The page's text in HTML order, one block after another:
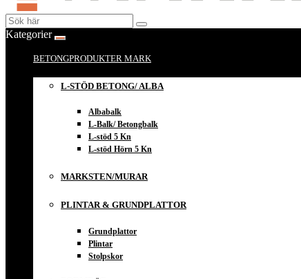
Kategorier
BETONGPRODUKTER MARK
L-STÖD BETONG/ ALBA
Albabalk
L-Balk/ Betongbalk
L-stöd 5 Kn
L-stöd Hörn 5 Kn
MARKSTEN/MURAR
PLINTAR & GRUNDPLATTOR
Grundplattor
Plintar
Stolpskor